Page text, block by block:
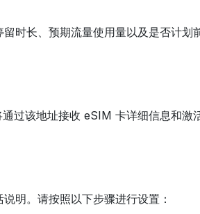
时长、预期流量使用量以及是否计
过该地址接收 eSIM 卡详细信息和
明。请按照以下步骤进行设置：